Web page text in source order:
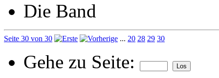
Die Band
Seite 30 von 30 ... 20 28 29 30
Gehe zu Seite: